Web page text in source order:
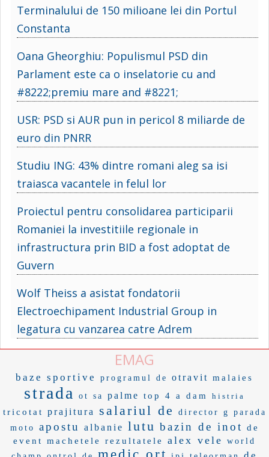
Terminalului de 150 milioane lei din Portul
Constanta
Oana Gheorghiu: Populismul PSD din
Parlament este ca o inselatorie cu and
#8222;premiu mare and #8221;
USR: PSD si AUR pun in pericol 8 miliarde de
euro din PNRR
Studiu ING: 43% dintre romani aleg sa isi
traiasca vacantele in felul lor
Proiectul pentru consolidarea participarii
Romaniei la investitiile regionale in
infrastructura prin BID a fost adoptat de
Guvern
Wolf Theiss a asistat fondatorii
Electroechipament Industrial Group in
legatura cu vanzarea catre Adrem
EMAG
baze sportive programul de otravit malaies
strada ot sa palme top 4 a dam histria
tricotat prajitura salariul de director g
parada
moto
apostu albanie lutu bazin de inot
de
event
machetele rezultatele alex vele
world